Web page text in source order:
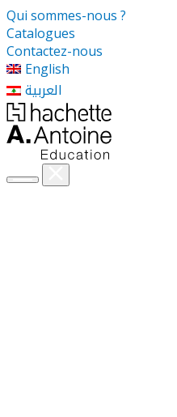
Qui sommes-nous ?
Catalogues
Contactez-nous
English
العربية